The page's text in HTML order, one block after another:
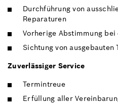
Durchführung von
Reparaturen
Vorherige Abstimmung
Sichtung von ausgebauten
Zuverlässiger Service
Termintreue
Erfüllung aller